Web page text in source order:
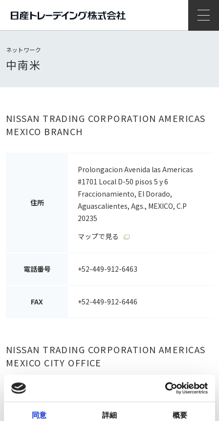
同意 詳細 概要
中南米
ネットワーク
NISSAN TRADING CORPORATION AMERICAS
MEXICO BRANCH
住所
Prolongacion Avenida las Americas
#1701 Local D-50 pisos 5 y 6
Fraccionamiento, El Dorado,
Aguascalientes, Ags., MEXICO, C.P
20235
マップで見る
電話番号 +52-449-912-6463
FAX +52-449-912-6446
NISSAN TRADING CORPORATION AMERICAS
MEXICO CITY OFFICE
Avenida Juan Salvador Agraz no.61
Piso 8, Despachos 801 y 802, Colonia